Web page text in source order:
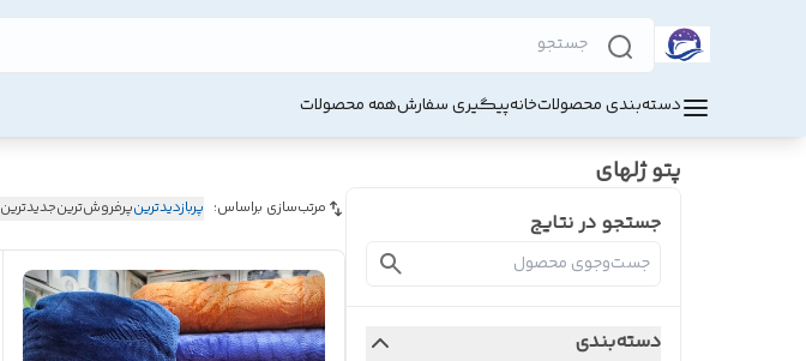
دسته‌بندی محصولاتخانهپیگیری سفارشهمه محصولات
پتو ژلهای
جستجو در نتایج
دسته‌بندی
مرتب‌سازی براساس: پربازدیدترینپرفروش‌ترینجدیدترین